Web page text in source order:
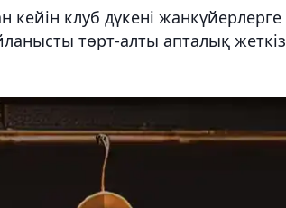
кейін клуб дүкені
төрт-алты апталық